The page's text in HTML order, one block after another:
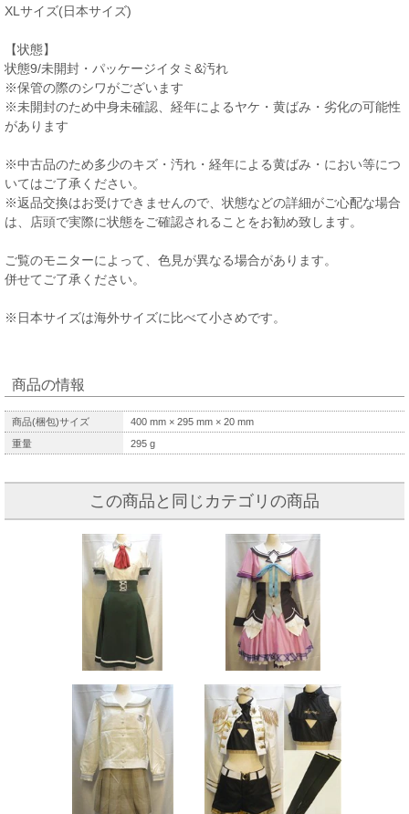
XLサイズ(日本サイズ)
【状態】
状態9/未開封・パッケージイタミ&汚れ
※保管の際のシワがございます
※未開封のため中身未確認、経年によるヤケ・黄ばみ・劣化の可能性
があります
※中古品のため多少のキズ・汚れ・経年による黄ばみ・におい等につ
いてはご了承ください。
※返品交換はお受けできませんので、状態などの詳細がご心配な場合
は、店頭で実際に状態をご確認されることをお勧め致します。
ご覧のモニターによって、色見が異なる場合があります。
併せてご了承ください。
※日本サイズは海外サイズに比べて小さめです。
商品の情報
商品(梱包)サイズ 400 mm × 295 mm × 20 mm
重量
295 g
この商品と同じカテゴリの商品